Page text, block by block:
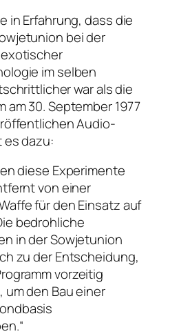
in Erfahrung, dass die
bei der
im selben
war als die
am 30. September 1977
Audio-
es dazu:
diese Experimente
von einer
für den Einsatz auf
bedrohliche
in der Sowjetunion
zu der Entscheidung,
vorzeitig
den Bau einer